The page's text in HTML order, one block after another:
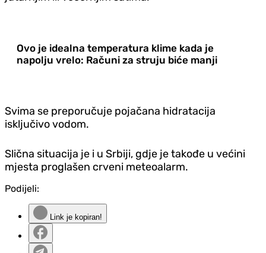
Ovo je idealna temperatura klime kada je
napolju vrelo: Računi za struju biće manji
Svima se preporučuje pojačana hidratacija
isključivo vodom.
Slična situacija je i u Srbiji, gdje je takođe u većini
mjesta proglašen crveni meteoalarm.
Podijeli:
Link je kopiran!